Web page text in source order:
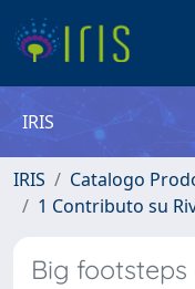
IRIS
IRIS
Catalogo
1 Contributo su
Big